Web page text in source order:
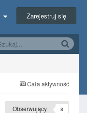
Zarejestruj się
Cała aktywność
Obserwujący 8